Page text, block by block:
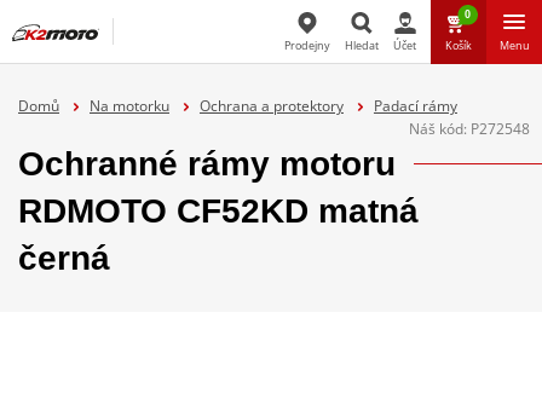
Hledat
Prodejny Hledat Účet
0
Košík Menu
Domů Na motorku Ochrana a protektory
Padací rámy
Náš kód: P272548
Ochranné rámy motoru
RDMOTO CF52KD matná
černá